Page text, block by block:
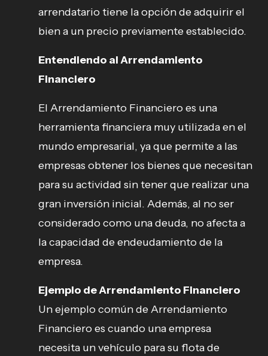
arrendatario tiene la opción de adquirir el
bien a un precio previamente establecido.
Entendiendo al Arrendamiento
Financiero
El Arrendamiento Financiero es una
herramienta financiera muy utilizada en el
mundo empresarial, ya que permite a las
empresas obtener los bienes que necesitan
para su actividad sin tener que realizar una
gran inversión inicial. Además, al no ser
considerado como una deuda, no afecta a
la capacidad de endeudamiento de la
empresa.
Ejemplo de Arrendamiento Financiero
Un ejemplo común de Arrendamiento
Financiero es cuando una empresa
necesita un vehículo para su flota de